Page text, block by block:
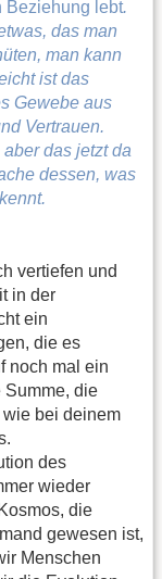
Beziehung lebt.
das man
man kann
ist das
Gewebe aus
Vertrauen.
das jetzt da
dessen, was
vertiefen und
in der
ein
die es
noch mal ein
Summe, die
bei deinem
des
wieder
die
gewesen ist,
Menschen